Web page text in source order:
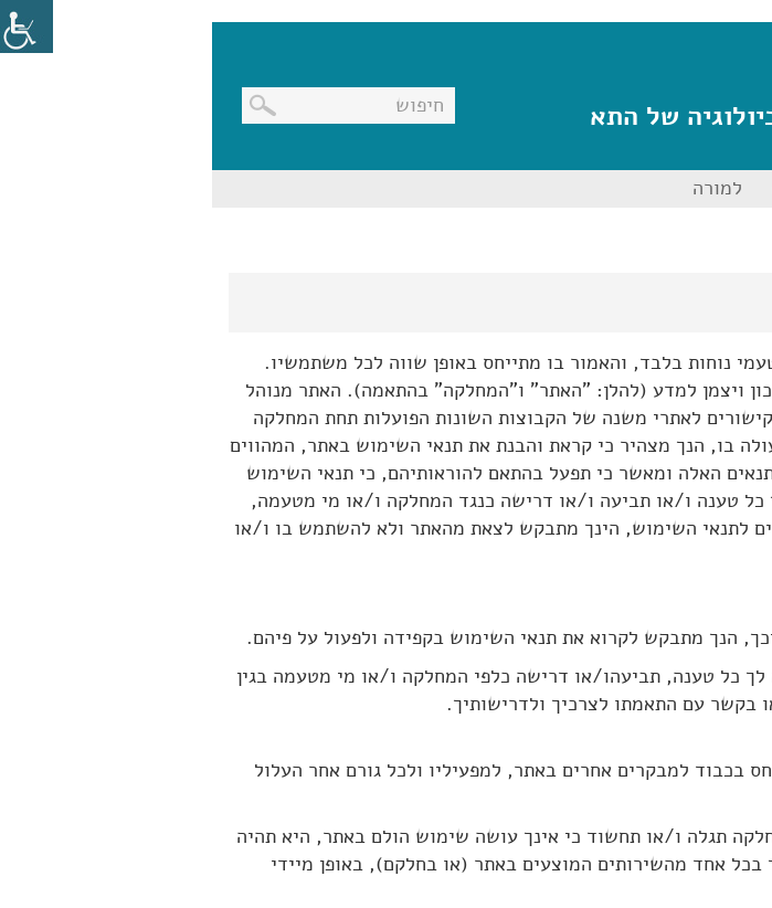
של התא
למורה
בלבד, והאמור בו מתייחס באופן שווה לכל משתמשיו.
ויצמן למדע (להלן: "האתר" ו"המחלקה" בהתאמה). האתר מנוהל
לאתרי משנה של הקבוצות השונות הפועלות תחת המחלקה
בו, הנך מצהיר כי קראת והבנת את תנאי השימוש באתר, המהווים
האלה ומאשר כי תפעל בהתאם להוראותיהם, כי תנאי השימוש
כל טענה ו/או תביעה ו/או דרישה כנגד המחלקה ו/או מי מטעמה,
לתנאי השימוש, הינך מתבקש לצאת מהאתר ולא להשתמש בו ו/או
לך כל טענה, תביעהו/או דרישה כלפי המחלקה ו/או מי מטעמה בגין
בקשר עם התאמתו לצרכיך ולדרישותיך.
בכבוד למבקרים אחרים באתר, למפעיליו ולכל גורם אחר העלול
תגלה ו/או תחשוד כי אינך עושה שימוש הולם באתר, היא תהיה
אחד מהשירותים המוצעים באתר (או בחלקם), באופן מיידי